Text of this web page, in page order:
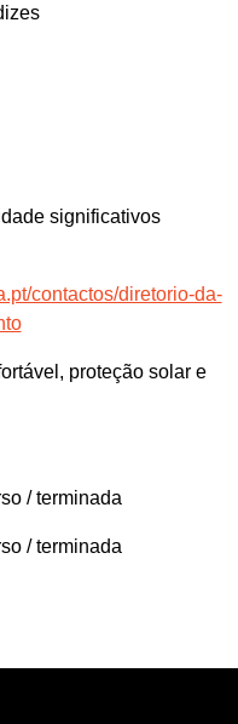
significativos
contactos/diretorio-da-
proteção solar e
/ terminada
/ terminada